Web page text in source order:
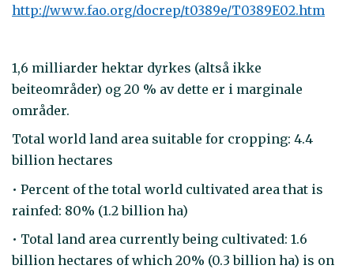
http://www.fao.org/docrep/t0389e/T0389E02.htm
1,6 milliarder hektar dyrkes (altså ikke
beiteområder) og 20 % av dette er i marginale
områder.
Total world land area suitable for cropping: 4.4
billion hectares
• Percent of the total world cultivated area that is
rainfed: 80% (1.2 billion ha)
• Total land area currently being cultivated: 1.6
billion hectares of which 20% (0.3 billion ha) is on